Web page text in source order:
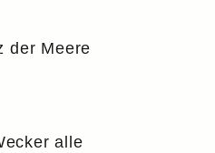
der Meere
alle